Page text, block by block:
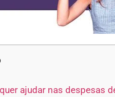
ajudar nas despesas